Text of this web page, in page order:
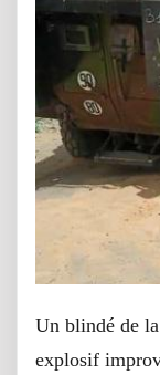
Un blindé de
explosif